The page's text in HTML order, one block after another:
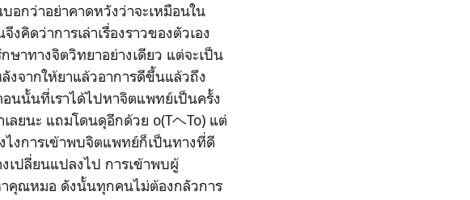
กว่าอย่าคาดหวังว่าจะเหมือนใน
คิดว่าการเล่าเรื่องราวของตัวเอง
ษาทางจิตวิทยาอย่างเดียว แต่จะเป็น
งจากให้ยาแล้วอาการดีขึ้นแล้วถึง
นนั้นที่เราได้ไปหาจิตแพทย์เป็นครั้ง
ลยนะ แถมโดนดุอีกด้วย o(TヘTo) แต่
งการเข้าพบจิตแพทย์ก็เป็นทางที่ดี
งเปลี่ยนแปลงไป การเข้าพบผู้
าคุณหมอ ดังนั้นทุกคนไม่ต้องกลัวการ